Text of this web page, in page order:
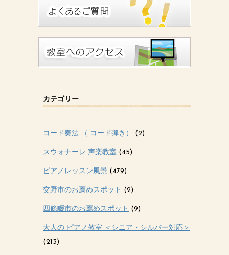
カテゴリー
コード奏法 （ コード弾き） (2)
スウォナーレ 声楽教室 (45)
ピアノレッスン風景 (479)
交野市のお薦めスポット (2)
四條畷市のお薦めスポット (9)
大人の ピアノ教室 ＜シニア・シルバー対応＞
(213)